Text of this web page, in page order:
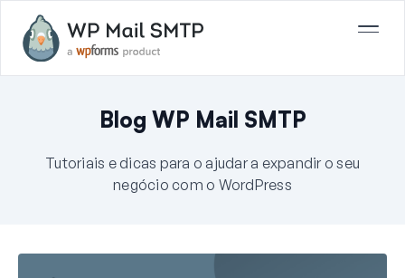
Blog WP Mail SMTP
Tutoriais e dicas para o ajudar a expandir o seu
negócio com o WordPress